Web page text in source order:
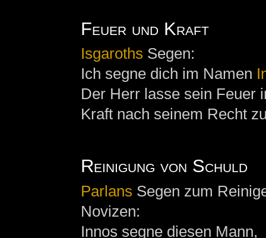
Feuer und Kraft
Isgaroths Segen:
Ich segne dich im Namen
Der Herr lasse sein Feuer
Kraft nach seinem Recht
Reinigung von Schuld
Parlans Segen zum
Novizen:
Innos segne diesen Mann,